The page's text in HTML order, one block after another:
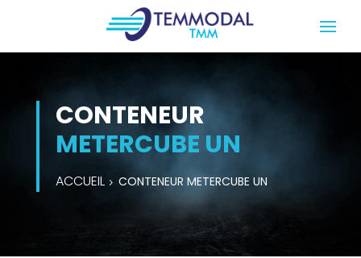
CONTENEUR
METERCUBE UN
ACCUEIL CONTENEUR METERCUBE UN